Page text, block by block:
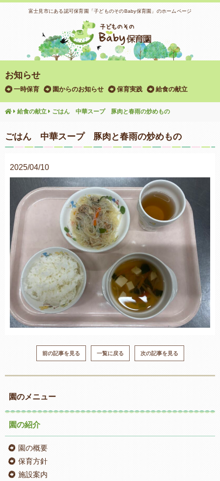
富士見市にある認可保育園「子どものそのBaby保育園」のホームページ
お知らせ
一時保育 園からのお知らせ 保育実践 給食の献立
給食の献立 ごはん 中華スープ 豚肉と春雨の炒めもの
ごはん 中華スープ 豚肉と春雨の炒めもの
2025/04/10
前の記事を見る 一覧に戻る 次の記事を見る
園のメニュー
園の紹介
園の概要
保育方針
施設案内